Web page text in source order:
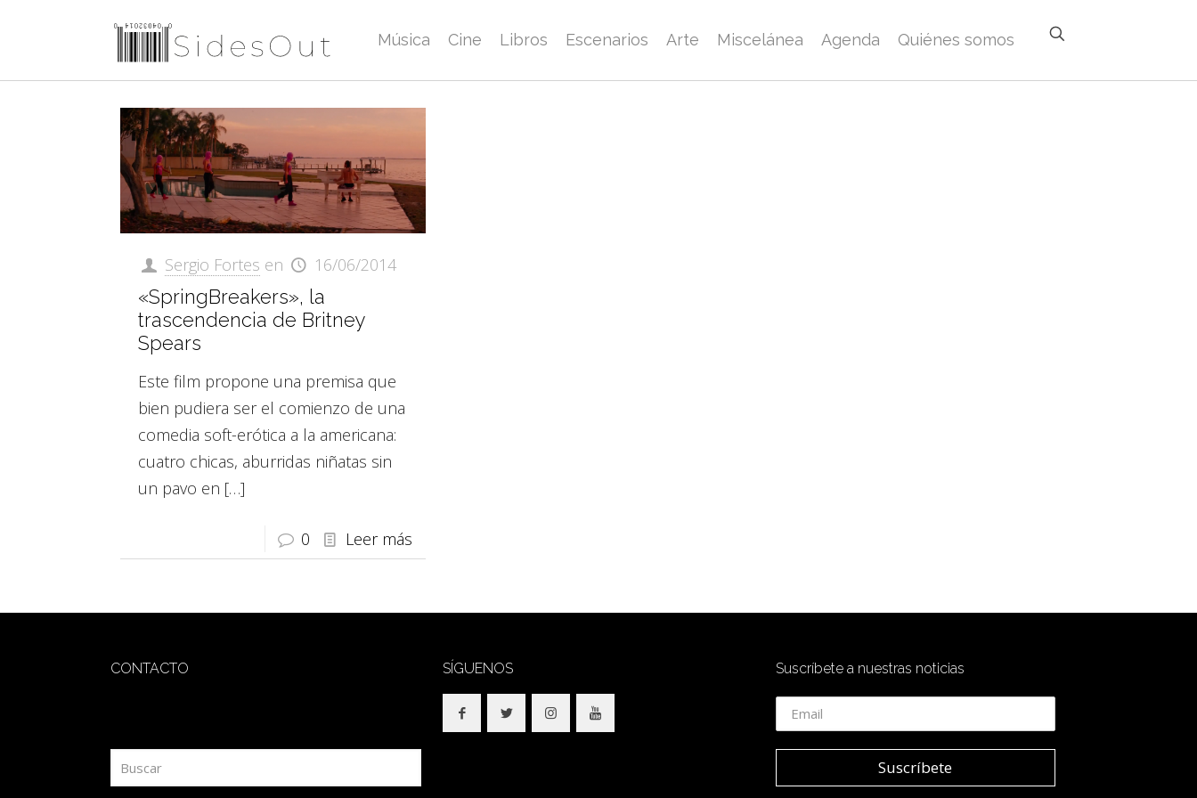
Música Cine Libros Escenarios Arte Miscelánea Agenda Quiénes somos
Sergio Fortes en 16/06/2014
«SpringBreakers», la
trascendencia de Britney
Spears
Este film propone una premisa que
bien pudiera ser el comienzo de una
comedia soft-erótica a la americana:
cuatro chicas, aburridas niñatas sin
un pavo en […]
0 Leer más
CONTACTO SÍGUENOS Suscríbete a nuestras noticias